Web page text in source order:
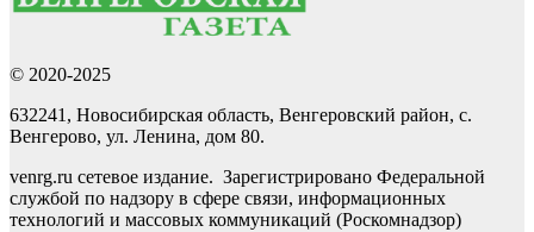
© 2020-2025
632241, Новосибирская область, Венгеровский район, с.
Венгерово, ул. Ленина, дом 80.
venrg.ru сетевое издание. Зарегистрировано Федеральной
службой по надзору в сфере связи, информационных
технологий и массовых коммуникаций (Роскомнадзор)